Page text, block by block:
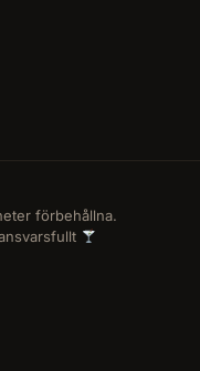
förbehållna.